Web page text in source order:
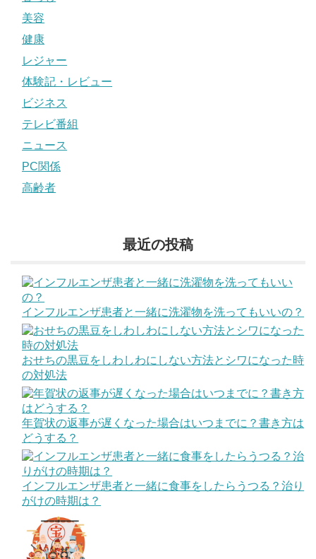
美容
健康
レジャー
体験記・レビュー
ビジネス
テレビ番組
ニュース
PC関係
高齢者
最近の投稿
インフルエンザ患者と一緒に洗濯物を洗ってもいいの？
おせちの黒豆をしわしわにしない方法とシワになった時
の対処法
年賀状の返事が遅くなった場合はいつまでに？書き方は
どうする？
インフルエンザ患者と一緒に食事をしたらうつる？治り
がけの時期は？